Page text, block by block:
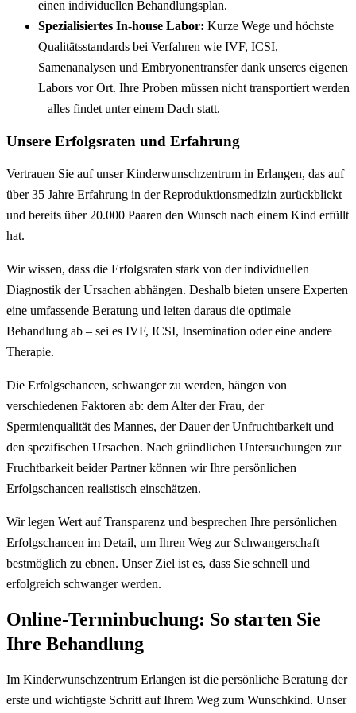
einen individuellen Behandlungsplan.
Spezialisiertes In-house Labor: Kurze Wege und höchste
Qualitätsstandards bei Verfahren wie IVF, ICSI,
Samenanalysen und Embryonentransfer dank unseres eigenen
Labors vor Ort. Ihre Proben müssen nicht transportiert werden
– alles findet unter einem Dach statt.
Unsere Erfolgsraten und Erfahrung
Vertrauen Sie auf unser Kinderwunschzentrum in Erlangen, das auf
über 35 Jahre Erfahrung in der Reproduktionsmedizin zurückblickt
und bereits über 20.000 Paaren den Wunsch nach einem Kind erfüllt
hat.
Wir wissen, dass die Erfolgsraten stark von der individuellen
Diagnostik der Ursachen abhängen. Deshalb bieten unsere Experten
eine umfassende Beratung und leiten daraus die optimale
Behandlung ab – sei es IVF, ICSI, Insemination oder eine andere
Therapie.
Die Erfolgschancen, schwanger zu werden, hängen von
verschiedenen Faktoren ab: dem Alter der Frau, der
Spermienqualität des Mannes, der Dauer der Unfruchtbarkeit und
den spezifischen Ursachen. Nach gründlichen Untersuchungen zur
Fruchtbarkeit beider Partner können wir Ihre persönlichen
Erfolgschancen realistisch einschätzen.
Wir legen Wert auf Transparenz und besprechen Ihre persönlichen
Erfolgschancen im Detail, um Ihren Weg zur Schwangerschaft
bestmöglich zu ebnen. Unser Ziel ist es, dass Sie schnell und
erfolgreich schwanger werden.
Online-Terminbuchung: So starten Sie
Ihre Behandlung
Im Kinderwunschzentrum Erlangen ist die persönliche Beratung der
erste und wichtigste Schritt auf Ihrem Weg zum Wunschkind. Unser